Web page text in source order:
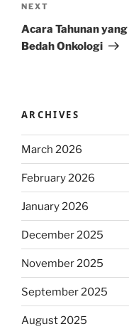
Next
Post
NEXT
Acara Tahunan
Bedah Onkologi
ARCHIVES
March 2026
February 2026
January 2026
December 2025
November 2025
September 2025
August 2025